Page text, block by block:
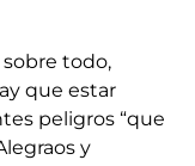
sobre todo,
que estar
peligros “que
y